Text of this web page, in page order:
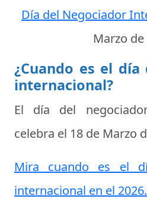
Día del Negociador
Marzo de
¿Cuando es el
internacional?
El día del
celebra el 18 de Marzo
Mira cuando es el
internacional en el 2026.